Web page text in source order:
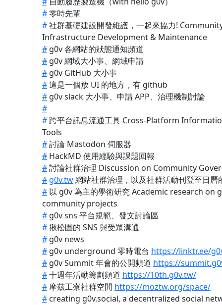
#零時先輩
#社群基礎建設開發維護，一起來協力!
Infrastructure Development & Maintenance
# g0v 各網站的狀態通知頻道
# g0v 網域大小事、網域申請
# g0v GitHub 大小事
#這是一個放 UI 的地方，有 github
# g0v slack 大小事、申請 APP、治理機制討論
#
# 跨平台訊息流通工具 Cross-Platform
Tools
#討論 Mastodon 伺服器
# HackMD 使用經驗與課題回報
#討論社群治理 Discussion on Community
# g0v.tw網站社群治理，以及社群活動刊登至日曆
# 以 g0v 為主的學術研究 Academic research on
community projects
# g0v sns 平台規範、發文討論區
#揪松團的 SNS 與受眾溝通
# g0v news
# g0v underground 零時電台 https://linktr.ee/
# g0v Summit 年會的公開頻道 https://
#十週年活動籌劃頻道 https://10th.g0v.tw/
# 摩茲工寮社群空間 https://moztw.org/space/
# creating g0v.social, a decentralized social